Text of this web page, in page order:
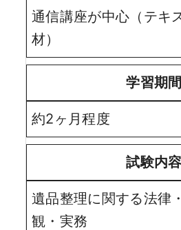
通信講座が中心（テキ
材）
学習期間
約2ヶ月程度
試験内容
遺品整理に関する法律
観・実務